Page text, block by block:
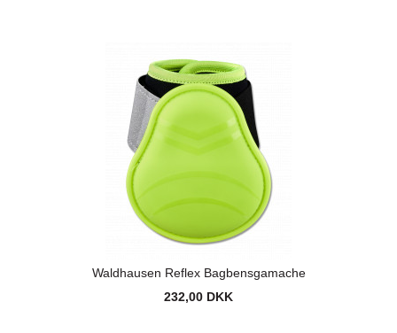
Waldhausen Reflex Bagbensgamache
232,00 DKK